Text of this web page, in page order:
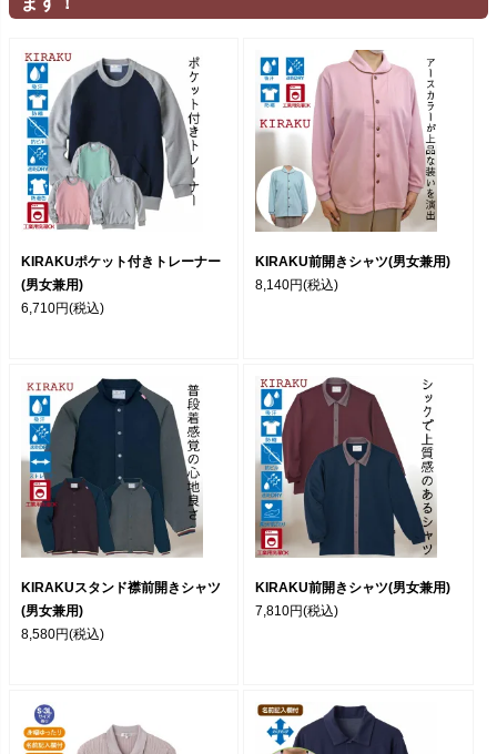
KIRAKUポケット付きトレーナー
(男女兼用)
6,710円(税込)
KIRAKU前開きシャツ(男女兼用)
8,140円(税込)
KIRAKUスタンド襟前開きシャツ
(男女兼用)
8,580円(税込)
KIRAKU前開きシャツ(男女兼用)
7,810円(税込)